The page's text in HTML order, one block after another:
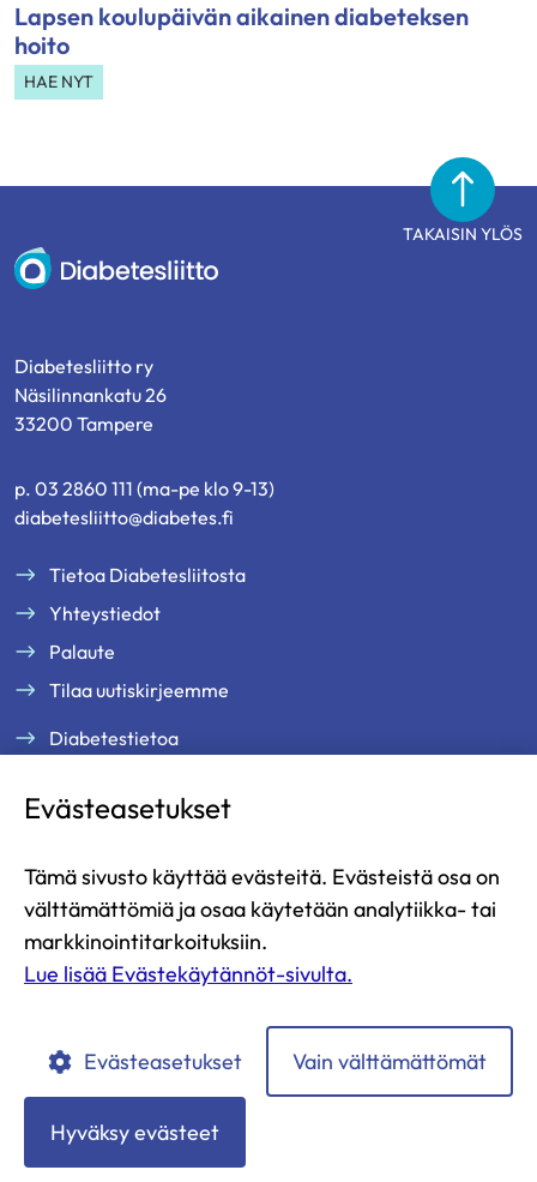
Lapsen koulupäivän aikainen diabeteksen
hoito
HAE NYT
TAKAISIN YLÖS
Diabetesliitto
Diabetesliitto ry
Näsilinnankatu 26
33200 Tampere
p. 03 2860 111 (ma-pe klo 9-13)
diabetesliitto@diabetes.fi
Tietoa Diabetesliitosta
Yhteystiedot
Palaute
Tilaa uutiskirjeemme
Diabetestietoa
Jäsenille
Ajankohtaista
Yritysyhteistyö ja kumppanuus
Lahjoita
TietosuojaselosteetEvästekäytännöt
Evästeasetukset
Tämä sivusto käyttää evästeitä. Evästeistä osa on
välttämättömiä ja osaa käytetään analytiikka- tai
markkinointitarkoituksiin.
Lue lisää Evästekäytännöt-sivulta.
Evästeasetukset Vain välttämättömät
Hyväksy evästeet